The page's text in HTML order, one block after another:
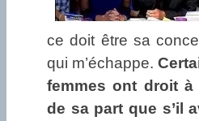
ce doit être sa
qui m’échappe.
femmes ont droit
de sa part que s’il